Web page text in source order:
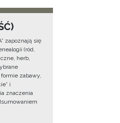
zapoznają się
(ród,
herb,
zabawy,
i
znaczenia